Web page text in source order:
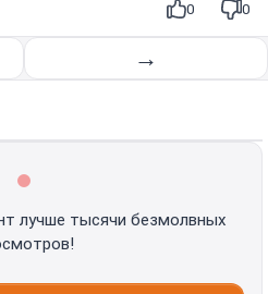
0 0
→
лучше тысячи безмолвных